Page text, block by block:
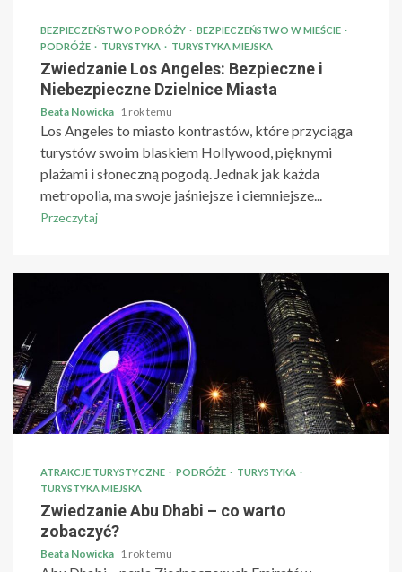
BEZPIECZEŃSTWO PODRÓŻY
BEZPIECZEŃSTWO W MIEŚCIE
PODRÓŻE
TURYSTYKA TURYSTYKA MIEJSKA
Zwiedzanie Los Angeles: Bezpieczne i
Niebezpieczne Dzielnice Miasta
Beata Nowicka 1 rok temu
Los Angeles to miasto kontrastów, które przyciąga
turystów swoim blaskiem Hollywood, pięknymi
plażami i słoneczną pogodą. Jednak jak każda
metropolia, ma swoje jaśniejsze i ciemniejsze...
Przeczytaj
ATRAKCJE TURYSTYCZNE PODRÓŻE
TURYSTYKA
TURYSTYKA MIEJSKA
Zwiedzanie Abu Dhabi – co warto
zobaczyć?
Beata Nowicka 1 rok temu